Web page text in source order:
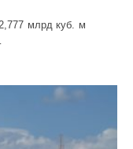
млрд куб. м